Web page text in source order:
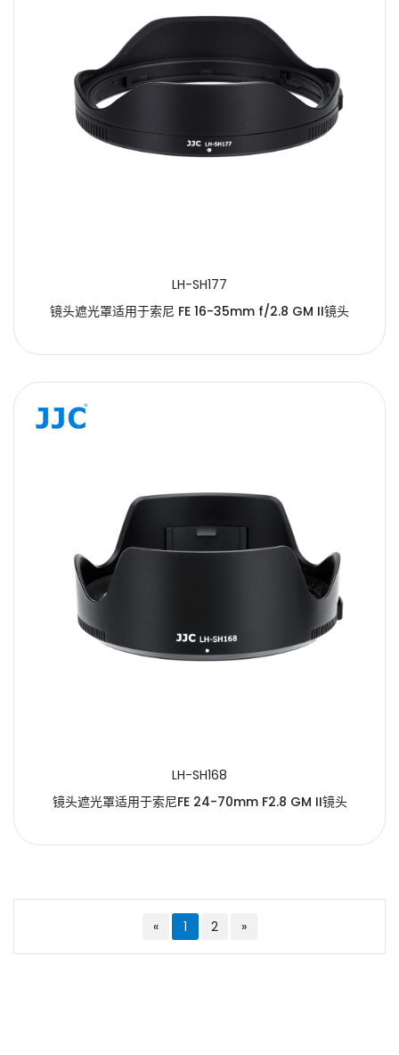
LH-SH177
镜头遮光罩适用于索尼 FE 16-35mm f/2.8 GM II镜头
LH-SH168
镜头遮光罩适用于索尼FE 24-70mm F2.8 GM II镜头
« 1 2 »